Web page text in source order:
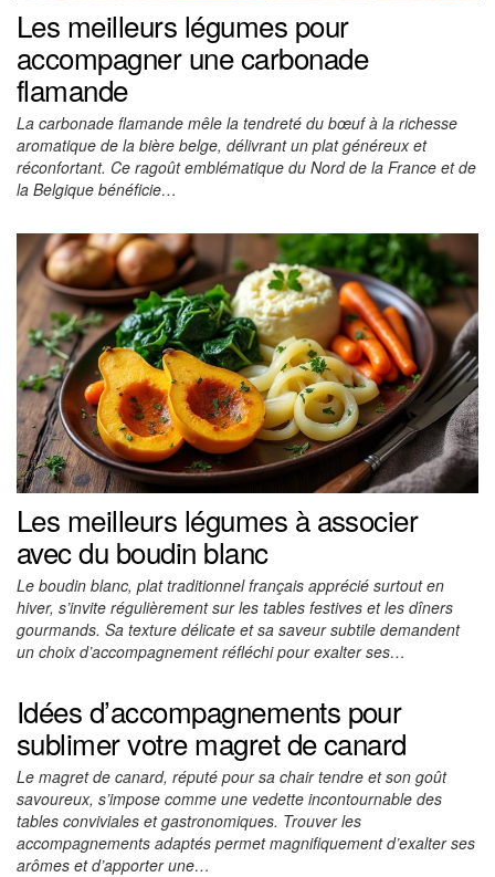
Les meilleurs légumes pour
accompagner une carbonade
flamande
La carbonade flamande mêle la tendreté du bœuf à la richesse
aromatique de la bière belge, délivrant un plat généreux et
réconfortant. Ce ragoût emblématique du Nord de la France et de
la Belgique bénéficie…
Les meilleurs légumes à associer
avec du boudin blanc
Le boudin blanc, plat traditionnel français apprécié surtout en
hiver, s’invite régulièrement sur les tables festives et les dîners
gourmands. Sa texture délicate et sa saveur subtile demandent
un choix d’accompagnement réfléchi pour exalter ses…
Idées d’accompagnements pour
sublimer votre magret de canard
Le magret de canard, réputé pour sa chair tendre et son goût
savoureux, s’impose comme une vedette incontournable des
tables conviviales et gastronomiques. Trouver les
accompagnements adaptés permet magnifiquement d’exalter ses
arômes et d’apporter une…